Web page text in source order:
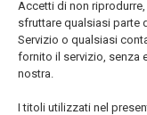
Accetti di non
sfruttare qualsiasi parte
Servizio o qualsiasi
fornito il servizio, senza
nostra.
I titoli utilizzati nel